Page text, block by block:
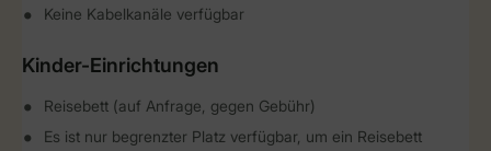
Keine Kabelkanäle verfügbar
Kinder-Einrichtungen
Reisebett (auf Anfrage, gegen Gebühr)
Es ist nur begrenzter Platz verfügbar, um ein Reisebett